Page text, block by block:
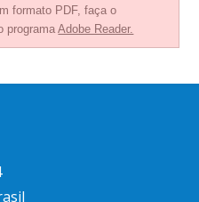
formato PDF, faça o
programaAdobe Reader.